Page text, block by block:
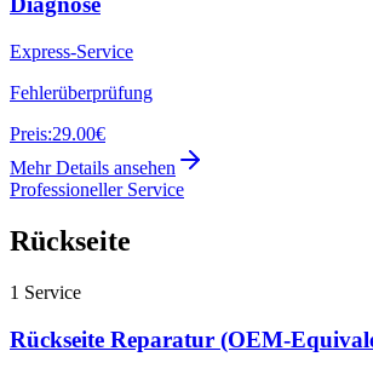
Express-Service
Fehlerüberprüfung
Preis:29.00€
Mehr Details ansehen
Professioneller Service
Rückseite
1 Service
Rückseite Reparatur (OEM-